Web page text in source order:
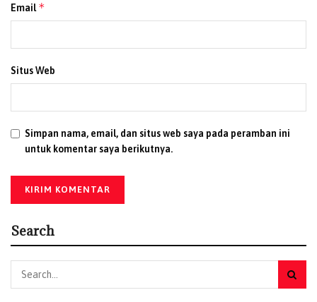
Email*
Situs Web
Simpan nama, email, dan situs web saya pada peramban ini
untuk komentar saya berikutnya.
Search